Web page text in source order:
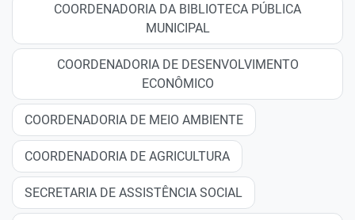
COORDENADORIA DA BIBLIOTECA PÚBLICA
MUNICIPAL
COORDENADORIA DE DESENVOLVIMENTO
ECONÔMICO
COORDENADORIA DE MEIO AMBIENTE
COORDENADORIA DE AGRICULTURA
SECRETARIA DE ASSISTÊNCIA SOCIAL